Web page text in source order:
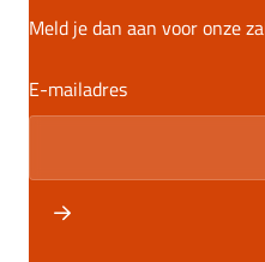
Meld je dan aan voor onze
E-mailadres